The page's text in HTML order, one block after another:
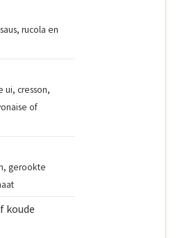
rucola en
ui, cresson,
of
gerookte
koude